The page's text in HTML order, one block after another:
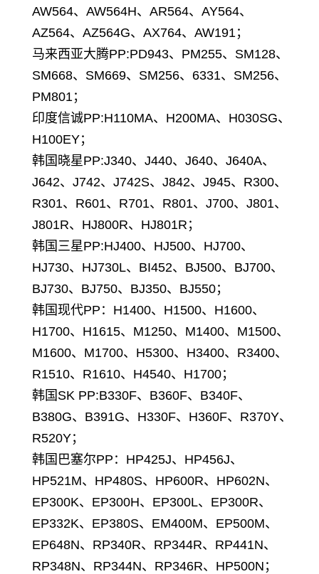
AW564、AW564H、AR564、AY564、
AZ564、AZ564G、AX764、AW191；
马来西亚大腾PP:PD943、PM255、SM128、
SM668、SM669、SM256、6331、SM256、
PM801；
印度信诚PP:H110MA、H200MA、H030SG、
H100EY；
韩国晓星PP:J340、J440、J640、J640A、
J642、J742、J742S、J842、J945、R300、
R301、R601、R701、R801、J700、J801、
J801R、HJ800R、HJ801R；
韩国三星PP:HJ400、HJ500、HJ700、
HJ730、HJ730L、BI452、BJ500、BJ700、
BJ730、BJ750、BJ350、BJ550；
韩国现代PP：H1400、H1500、H1600、
H1700、H1615、M1250、M1400、M1500、
M1600、M1700、H5300、H3400、R3400、
R1510、R1610、H4540、H1700；
韩国SK PP:B330F、B360F、B340F、
B380G、B391G、H330F、H360F、R370Y、
R520Y；
韩国巴塞尔PP：HP425J、HP456J、
HP521M、HP480S、HP600R、HP602N、
EP300K、EP300H、EP300L、EP300R、
EP332K、EP380S、EM400M、EP500M、
EP648N、RP340R、RP344R、RP441N、
RP348N、RP344N、RP346R、HP500N；